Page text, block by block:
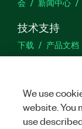
技术支持
下载 产品文档
We use
website. You
use